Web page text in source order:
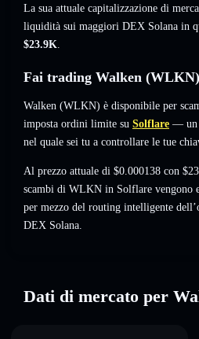
La sua attuale capitalizzazione di
liquidità sui maggiori DEX Solana in
$23.9K.
Fai trading Walken
Walken (WLKN) è disponibile per
imposta ordini limite su Solflare — un
nel quale sei tu a controllare le tue
Al prezzo attuale di $0.000138 con
scambi di WLKN in Solflare vengono
per mezzo del routing intelligente
DEX Solana.
Dati di mercato per